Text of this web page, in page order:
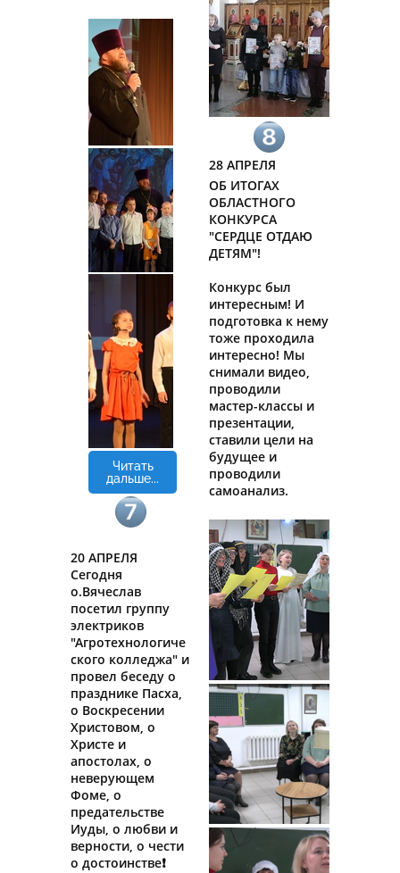
Читать
дальше...
20 АПРЕЛЯ
Сегодня
о.Вячеслав
посетил группу
электриков
"Агротехнологиче
ского колледжа" и
провел беседу о
празднике Пасха,
о Воскресении
Христовом, о
Христе и
апостолах, о
неверующем
Фоме, о
предательстве
Иуды, о любви и
верности, о чести
о достоинстве❗
28 АПРЕЛЯ
ОБ ИТОГАХ
ОБЛАСТНОГО
КОНКУРСА
"СЕРДЦЕ ОТДАЮ
ДЕТЯМ"!
Конкурс был
интересным! И
подготовка к нему
тоже проходила
интересно! Мы
снимали видео,
проводили
мастер-классы и
презентации,
ставили цели на
будущее и
проводили
самоанализ.